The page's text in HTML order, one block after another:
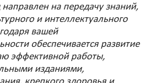
на передачу знаний,
и интеллектуального
вашей
обеспечивается развитие
эффективной работы,
изданиями,